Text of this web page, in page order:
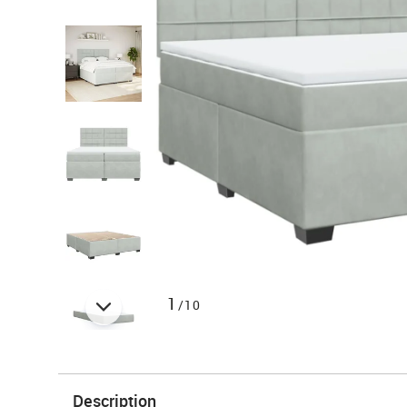
1 /10
Description